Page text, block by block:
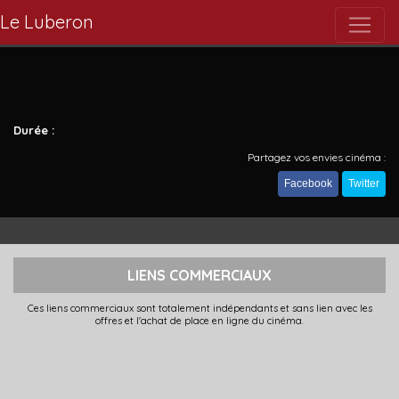
Le Luberon
Durée :
Partagez vos envies cinéma :
Facebook Twitter
LIENS COMMERCIAUX
Ces liens commerciaux sont totalement indépendants et sans lien avec les
offres et l'achat de place en ligne du cinéma.